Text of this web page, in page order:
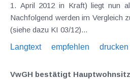
1. April 2012 in Kraft) liegt nun als Regierungsvorlage vor.
Nachfolgend werden im Vergleich
(siehe dazu KI 03/12)...
Langtext
empfehlen drucken
VwGH bestätigt